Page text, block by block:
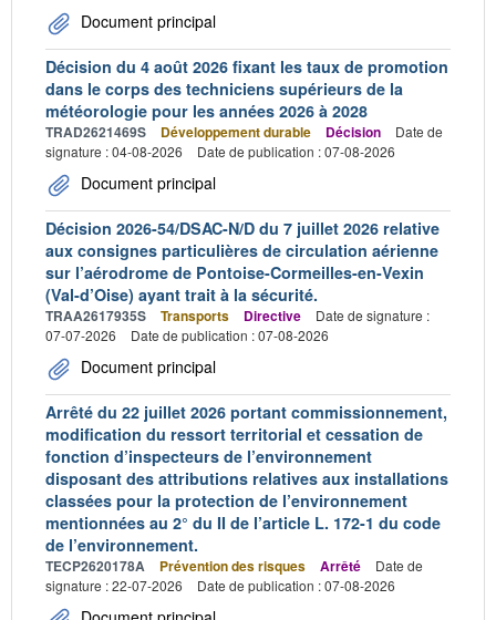
Document principal
Décision du 4 août 2026 fixant les taux de promotion
dans le corps des techniciens supérieurs de la
météorologie pour les années 2026 à 2028
TRAD2621469S Développement durable Décision
Date de
signature : 04-08-2026
Date de publication : 07-08-2026
Document principal
Décision 2026-54/DSAC-N/D du 7 juillet 2026 relative
aux consignes particulières de circulation aérienne
sur l’aérodrome de Pontoise-Cormeilles-en-Vexin
(Val-d’Oise) ayant trait à la sécurité.
TRAA2617935S Transports Directive
Date de signature :
07-07-2026
Date de publication : 07-08-2026
Document principal
Arrêté du 22 juillet 2026 portant commissionnement,
modification du ressort territorial et cessation de
fonction d’inspecteurs de l’environnement
disposant des attributions relatives aux installations
classées pour la protection de l’environnement
mentionnées au 2° du II de l’article L. 172-1 du code
de l’environnement.
TECP2620178A Prévention des risques Arrêté
Date de
signature : 22-07-2026
Date de publication : 07-08-2026